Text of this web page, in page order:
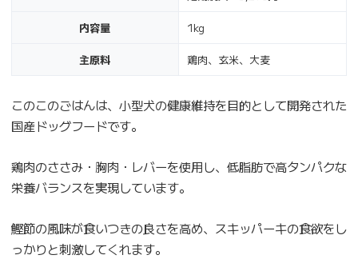
内容量 1kg
主原料 鶏肉、玄米、大麦
このこのごはんは、小型犬の健康維持を目的として開発された
国産ドッグフードです。
鶏肉のささみ・胸肉・レバーを使用し、低脂肪で高タンパクな
栄養バランスを実現しています。
鰹節の風味が食いつきの良さを高め、スキッパーキの食欲をし
っかりと刺激してくれます。